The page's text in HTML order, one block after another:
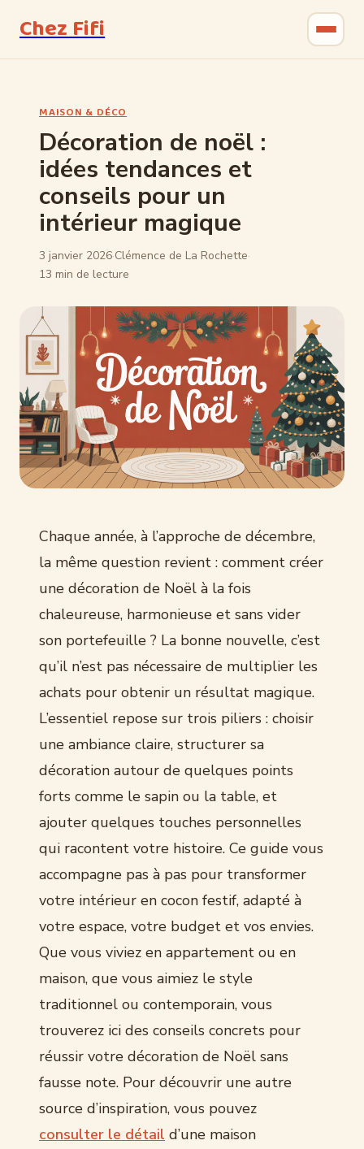
Chez Fifi
Bricolage
Jardinage
Maison & Déco
MAISON & DÉCO
Décoration de noël :
idées tendances et
conseils pour un
intérieur magique
3 janvier 2026·Clémence de La Rochette·
13 min de lecture
Chaque année, à l’approche de décembre,
la même question revient : comment créer
une décoration de Noël à la fois
chaleureuse, harmonieuse et sans vider
son portefeuille ? La bonne nouvelle, c’est
qu’il n’est pas nécessaire de multiplier les
achats pour obtenir un résultat magique.
L’essentiel repose sur trois piliers : choisir
une ambiance claire, structurer sa
décoration autour de quelques points
forts comme le sapin ou la table, et
ajouter quelques touches personnelles
qui racontent votre histoire. Ce guide vous
accompagne pas à pas pour transformer
votre intérieur en cocon festif, adapté à
votre espace, votre budget et vos envies.
Que vous viviez en appartement ou en
maison, que vous aimiez le style
traditionnel ou contemporain, vous
trouverez ici des conseils concrets pour
réussir votre décoration de Noël sans
fausse note. Pour découvrir une autre
source d’inspiration, vous pouvez
consulter le détail d’une maison